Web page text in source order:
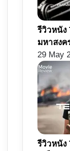
รีวิวหนัง
มหาสงค
29 May
รีวิวหนัง